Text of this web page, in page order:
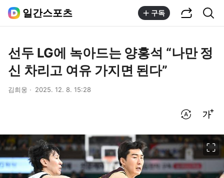
일간스포츠 구독
선두 LG에 녹아드는 양홍석 “나만 정
신 차리고 여유 가지면 된다”
김희웅 2025. 12. 8. 15:28